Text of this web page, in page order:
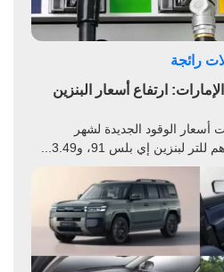
رائجة
ارتفاع أسعار البنزين
أسعار الوقود الجديدة لشهر